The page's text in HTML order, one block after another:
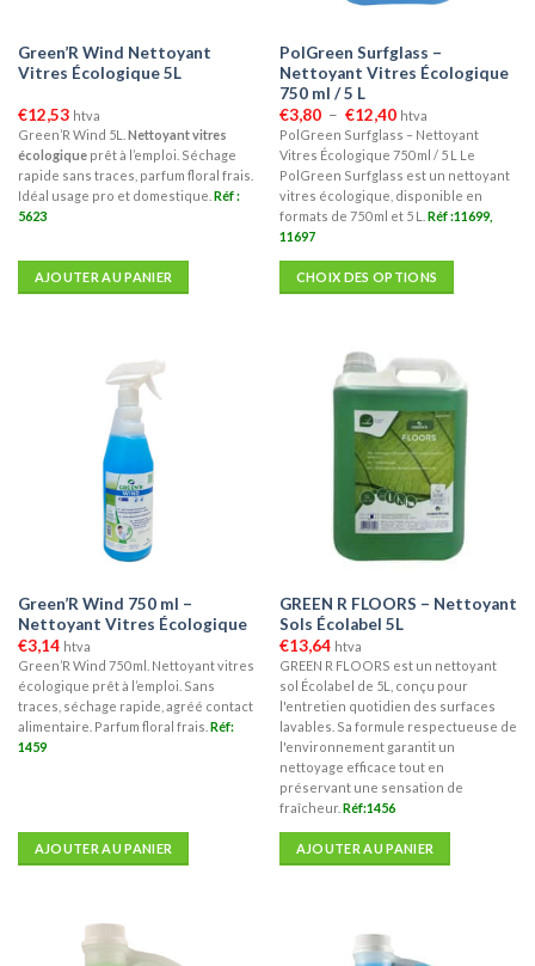
page
du
produit
Green’R Wind Nettoyant
Vitres Écologique 5L
€12,53 htva
Green’R Wind 5L. Nettoyant vitres
écologiqueprêt à l’emploi. Séchage
rapide sans traces, parfum floral frais.
Idéal usage pro et domestique. Réf :
5623
AJOUTER AU PANIER
PolGreen Surfglass –
Nettoyant Vitres Écologique
750 ml / 5 L
€3,80 – €12,40Plage
de
prix :
€3,80
à
€12,40
htva
PolGreen Surfglass – Nettoyant
Vitres Écologique 750 ml / 5 L Le
PolGreen Surfglass est un nettoyant
vitres écologique, disponible en
formats de 750 ml et 5 L. Réf :11699,
11697
CHOIX DES OPTIONS
plusieurs
variations.
page
du
produit
Green’R Wind 750 ml –
Nettoyant Vitres Écologique
€3,14 htva
Green’R Wind 750 ml. Nettoyant vitres
écologique prêt à l’emploi. Sans
traces, séchage rapide, agréé contact
alimentaire. Parfum floral frais. Réf:
1459
AJOUTER AU PANIER
GREEN R FLOORS – Nettoyant
Sols Écolabel 5L
€13,64 htva
GREEN R FLOORS est un nettoyant
sol Écolabel de 5L, conçu pour
l'entretien quotidien des surfaces
lavables. Sa formule respectueuse de
l'environnement garantit un
nettoyage efficace tout en
préservant une sensation de
fraîcheur. Réf:1456
AJOUTER AU PANIER